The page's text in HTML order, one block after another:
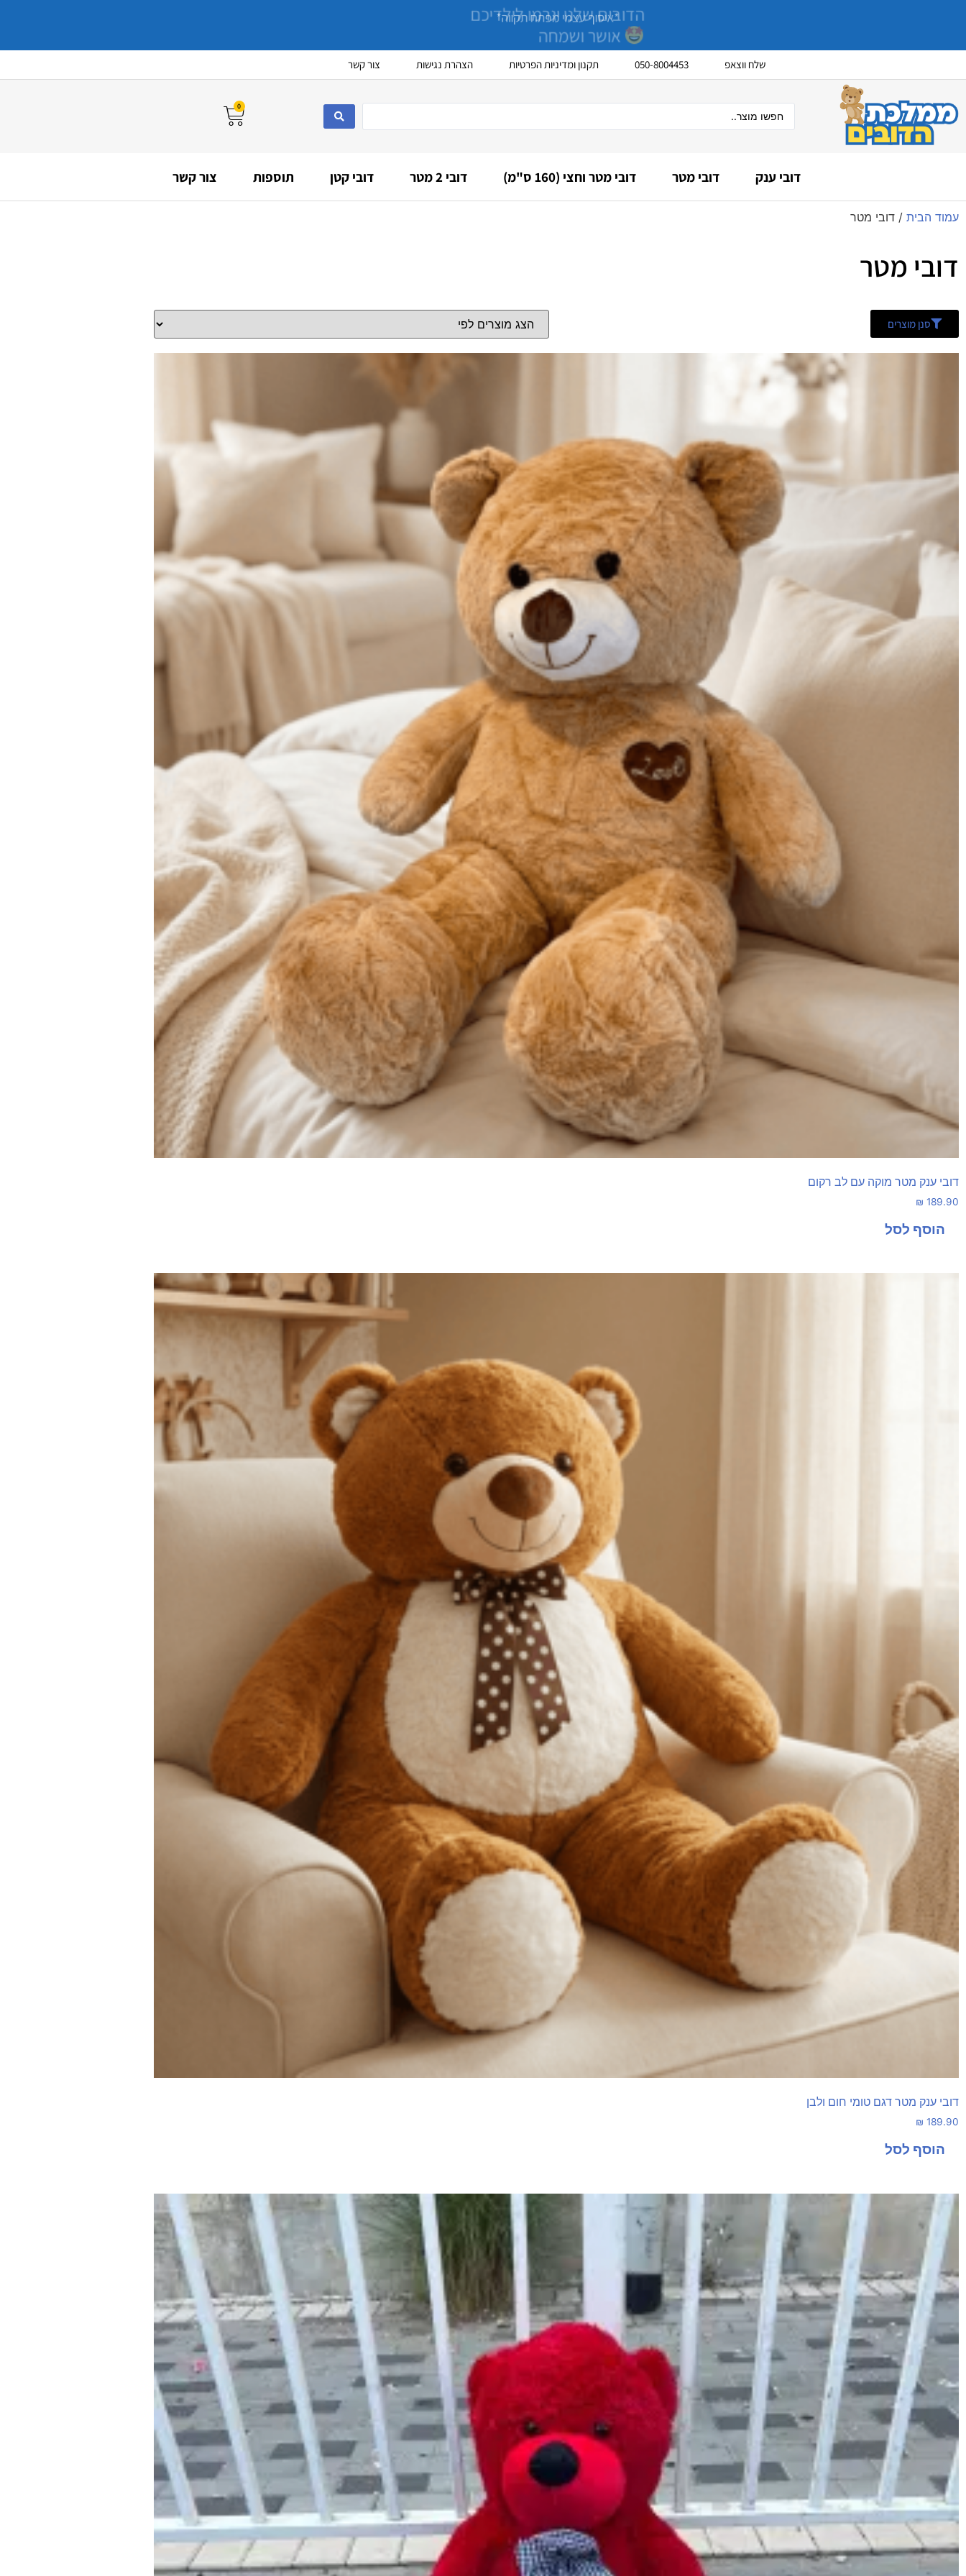
הדובים שלנו יגרמו לילדיכם
אושר ושמחה
שלח ווצאפ 050-8004453 תקנון ומדיניות הפרטיות הצהרת נגישות צור קשר
0
דובי ענק דובי מטר דובי מטר וחצי (160 ס"מ) דובי 2 מטר דובי קטן תוספות צור קשר
עמוד הבית / דובי מטר
דובי מטר
סנן מוצרים
דובי ענק מטר מוקה עם לב רקום
₪ 189.90
דובי ענק מטר דגם טומי חום ולבן
₪ 189.90